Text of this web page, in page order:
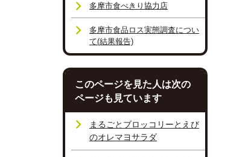
多摩市食べきり協力店
多摩市食品ロス実態調査につい
て(結果報告)
このページを見た人は次の
ページも見ています
まるごとブロッコリーとえび
のオレマヨサラダ